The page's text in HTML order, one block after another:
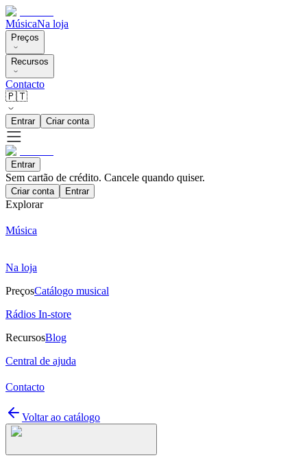
MúsicaNa loja
Preços
Recursos
Contacto
🇵🇹
Entrar Criar conta
Entrar
Sem cartão de crédito. Cancele quando quiser.
Criar conta Entrar
Explorar
Música
Na loja
PreçosCatálogo musical
Rádios In-store
RecursosBlog
Central de ajuda
Contacto
Voltar ao catálogo